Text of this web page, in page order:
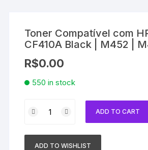
Toner Compatível com
CF410A Black | M452 |
R$0.00
550 in stock
Compatível
ADD TO CART
ADD TO WISHLIST